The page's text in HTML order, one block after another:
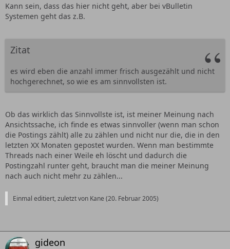
Kann sein, dass das hier nicht geht, aber bei vBulletin
Systemen geht das z.B.
Zitat
es wird eben die anzahl immer frisch ausgezählt und nicht
hochgerechnet, so wie es am sinnvollsten ist.
Ob das wirklich das Sinnvollste ist, ist meiner Meinung nach
Ansichtssache, ich finde es etwas sinnvoller (wenn man schon
die Postings zählt) alle zu zählen und nicht nur die, die in den
letzten XX Monaten gepostet wurden. Wenn man bestimmte
Threads nach einer Weile eh löscht und dadurch die
Postingzahl runter geht, braucht man die meiner Meinung
nach auch nicht mehr zu zählen...
Einmal editiert, zuletzt von Kane (20. Februar 2005)
gideon